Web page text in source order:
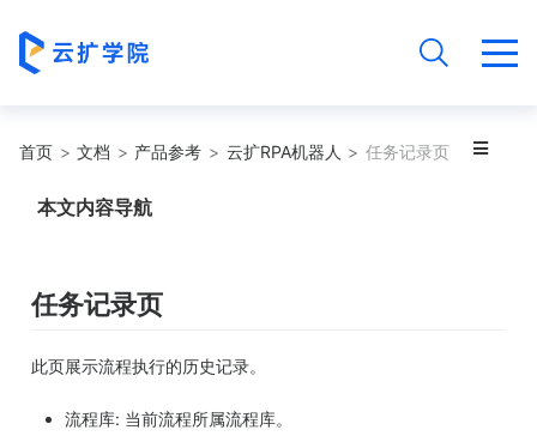
首页 文档 产品参考 云扩RPA机器人 任务记录页
本文内容导航
任务记录页
此页展示流程执行的历史记录。
流程库: 当前流程所属流程库。